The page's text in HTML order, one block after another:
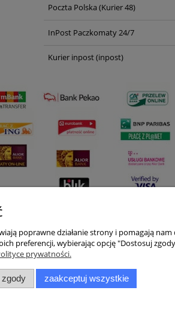
Cena nie
Poczta Polska (Kurier 48)
InPost Paczkomaty 24/7
Kurier inpost(inpost)
Moje konto
Ustawienia konta
poprawne działanie strony i pomagają
preferencji, wybierając opcję "Dostosuj
prywatności.
zgody zaakceptuj wszystkie